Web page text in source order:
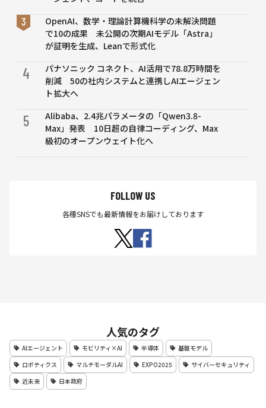
OpenAI、数学・理論計算機科学の未解決問題
で10の成果 未公開の次期AIモデル「Astra」
が証明を生成、Leanで形式化
4
パナソニック コネクト、AI活用で78.8万時間を
削減 50の社内システムと連携しAIエージェン
ト拡大へ
5
Alibaba、2.4兆パラメータの「Qwen3.8-
Max」発表 10日超の自律コーディング、Max
級初のオープンウェイト化へ
FOLLOW US
各種SNSでも最新情報をお届けしております
人気のタグ
AIエージェント モビリティ×AI 半導体
基盤モデル
ロボティクス
マルチモーダルAI EXPO2025
サイバーセキュリティ
近未来
日本政府